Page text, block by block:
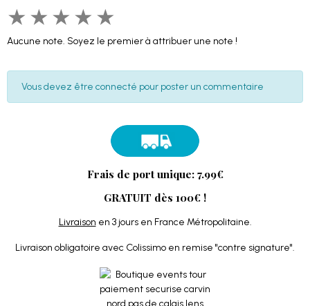
★ ★ ★ ★ ★
Aucune note. Soyez le premier à attribuer une note !
Vous devez être connecté pour poster un commentaire
Frais de port unique: 7.99€
GRATUIT dès 100€ !
Livraison en 3 jours en France Métropolitaine.
Livraison obligatoire avec Colissimo en remise "contre signature".